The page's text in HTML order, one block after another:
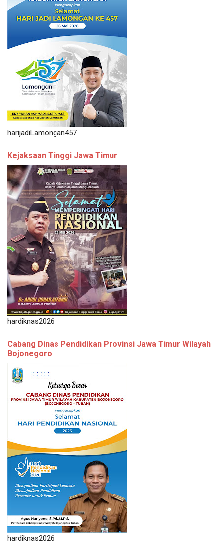
harijadiLamongan457
Kejaksaan Tinggi Jawa Timur
hardiknas2026
Cabang Dinas Pendidikan Provinsi Jawa Timur Wilayah
Bojonegoro
hardiknas2026